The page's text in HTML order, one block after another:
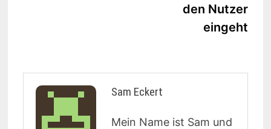
den Nutzer
eingeht
Sam Eckert
Mein Name ist Sam und